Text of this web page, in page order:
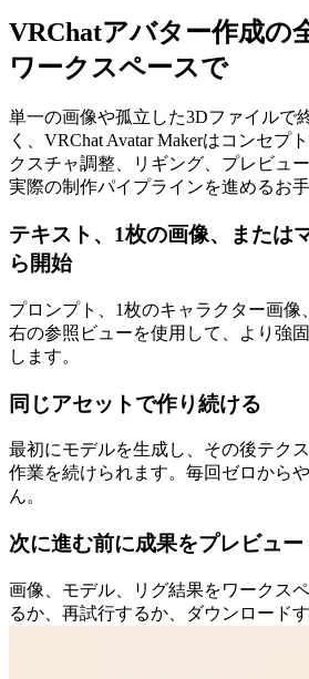
VRChatアバター作成の
ワークスペースで
単一の画像や孤立した3Dファイルで
く、VRChat Avatar Makerはコンセプ
クスチャ調整、リギング、プレビュ
実際の制作パイプラインを進めるお
テキスト、1枚の画像、または
ら開始
プロンプト、1枚のキャラクター画像
右の参照ビューを使用して、より強
します。
同じアセットで作り続ける
最初にモデルを生成し、その後テク
作業を続けられます。毎回ゼロから
ん。
次に進む前に成果をプレビュー
画像、モデル、リグ結果をワークス
るか、再試行するか、ダウンロード